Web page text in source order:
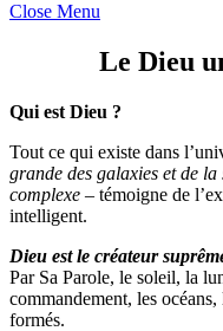
Close Menu
Le Dieu
Qui est Dieu ?
Tout ce qui existe dans
grande des galaxies et de
complexe – témoigne de
intelligent.
Dieu est le créateur
Par Sa Parole, le soleil, la
commandement, les
formés.